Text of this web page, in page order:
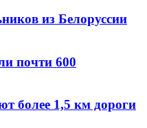
из Белоруссии
почти 600
более 1,5 км дороги